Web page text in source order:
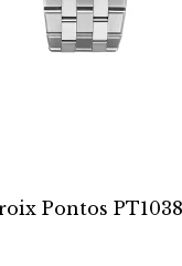
Pontos